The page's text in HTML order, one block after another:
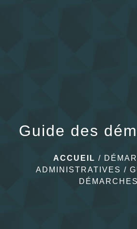
Guide des
ACCUEIL /
ADMINISTRATIVES /
DÉMARCHES